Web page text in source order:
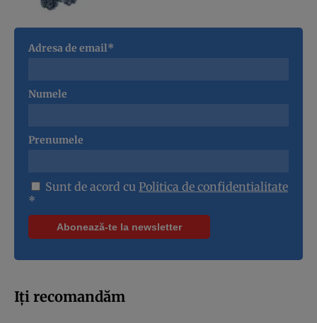
Adresa de email*
Numele
Prenumele
Sunt de acord cu Politica de confidentialitate
*
Iți recomandăm